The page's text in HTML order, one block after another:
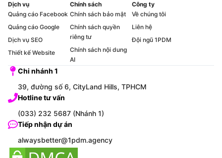
Dịch vụ
Quảng cáo Facebook
Quảng cáo Google
Dịch vụ SEO
Thiết kế Website
Chính sách
Chính sách bảo mật
Chính sách quyền
riêng tư
Chính sách nội dung
AI
Công ty
Về chúng tôi
Liên hệ
Đội ngũ 1PDM
Chi nhánh 1
39, đường số 6, CityLand Hills, TPHCM
Hotline tư vấn
(033) 232 5687 (Nhánh 1)
Tiếp nhận dự án
alwaysbetter@1pdm.agency